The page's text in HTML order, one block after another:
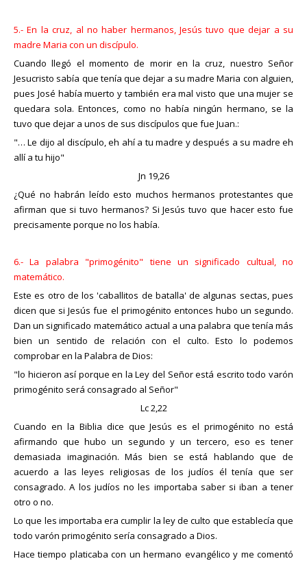
5.- En la cruz, al no haber hermanos, Jesús tuvo que dejar a su
madre Maria con un discípulo.
Cuando llegó el momento de morir en la cruz, nuestro Señor
Jesucristo sabía que tenía que dejar a su madre Maria con alguien,
pues José había muerto y también era mal visto que una mujer se
quedara sola. Entonces, como no había ningún hermano, se la
tuvo que dejar a unos de sus discípulos que fue Juan.:
"… Le dijo al discípulo, eh ahí a tu madre y después a su madre eh
allí a tu hijo"
Jn 19,26
¿Qué no habrán leído esto muchos hermanos protestantes que
afirman que si tuvo hermanos? Si Jesús tuvo que hacer esto fue
precisamente porque no los había.
6.- La palabra "primogénito" tiene un significado cultual, no
matemático.
Este es otro de los 'caballitos de batalla' de algunas sectas, pues
dicen que si Jesús fue el primogénito entonces hubo un segundo.
Dan un significado matemático actual a una palabra que tenía más
bien un sentido de relación con el culto. Esto lo podemos
comprobar en la Palabra de Dios:
"lo hicieron así porque en la Ley del Señor está escrito todo varón
primogénito será consagrado al Señor"
Lc 2,22
Cuando en la Biblia dice que Jesús es el primogénito no está
afirmando que hubo un segundo y un tercero, eso es tener
demasiada imaginación. Más bien se está hablando que de
acuerdo a las leyes religiosas de los judíos él tenía que ser
consagrado. A los judíos no les importaba saber si iban a tener
otro o no.
Lo que les importaba era cumplir la ley de culto que establecía que
todo varón primogénito sería consagrado a Dios.
Hace tiempo platicaba con un hermano evangélico y me comentó